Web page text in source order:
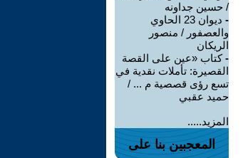
/ حسين جداونه
-
ديوان 23 الحاوي
والعصفور / منصور
الريكان
-كتاب «عين على القصة
القصيرة: تأملات نقدية في
تسع رؤى قصصية م ... /
حميد عقبي
المزيد.....
المعجبين بنا على